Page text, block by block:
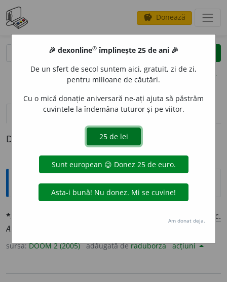
savings Donează
clear
opțiuni
definiții (1) pronunțievolume_up (13)
Definiția cu ID-ul 783305:
Ortografice DOOM
*Atotput
voc.
Atotput
sursa:DOOM 2 (2005) adăugată deraduborza acțiuni
🎉 dexonline® împlinește 25 de ani 🎉
De un sfert de secol suntem aici, gratuit, zi de zi,
pentru milioane de căutări.
Cu o mică donație aniversară ne-ați ajuta să păstrăm
cuvintele la îndemâna tuturor și pe viitor.
Am donat deja.